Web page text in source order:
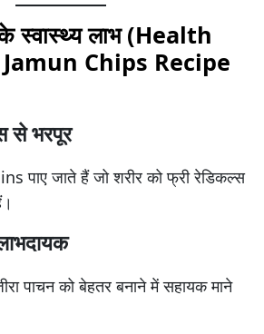
स्वास्थ्य लाभ (Health
Chips Recipe
से भरपूर
पाए जाते हैं जो शरीर को फ्री रेडिकल्स
पाचन को बेहतर बनाने में सहायक माने